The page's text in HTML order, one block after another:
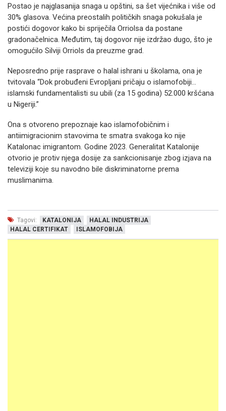
Postao je najglasanija snaga u opštini, sa šet vijećnika i više od
30% glasova. Većina preostalih političkih snaga pokušala je
postići dogovor kako bi spriječila Orriolsa da postane
gradonačelnica. Međutim, taj dogovor nije izdržao dugo, što je
omogućilo Silviji Orriols da preuzme grad.
Neposredno prije rasprave o halal ishrani u školama, ona je
tvitovala “Dok probuđeni Evropljani pričaju o islamofobiji...
islamski fundamentalisti su ubili (za 15 godina) 52.000 kršćana
u Nigeriji.”
Ona s otvoreno prepoznaje kao islamofobičnim i
antiimigracionim stavovima te smatra svakoga ko nije
Katalonac imigrantom. Godine 2023. Generalitat Katalonije
otvorio je protiv njega dosije za sankcionisanje zbog izjava na
televiziji koje su navodno bile diskriminatorne prema
muslimanima.
Tagovi: KATALONIJA
HALAL INDUSTRIJA
HALAL CERTIFIKAT
ISLAMOFOBIJA